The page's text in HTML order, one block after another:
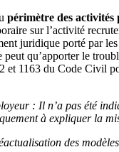
périmètre des activités
sur l’activité
juridique porté par
peut qu’apporter le
et 1163 du Code Civil
: Il n’a pas été
à expliquer la
des